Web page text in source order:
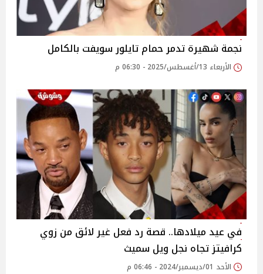
نجمة شهيرة تدمر حمام تايلور سويفت بالكامل
الأربعاء 13/أغسطس/2025 - 06:30 م
في عيد ميلادها.. قصة رد فعل غير لائق من زوي
كرافيتز تجاه نجل ويل سميث
الأحد 01/ديسمبر/2024 - 06:46 م